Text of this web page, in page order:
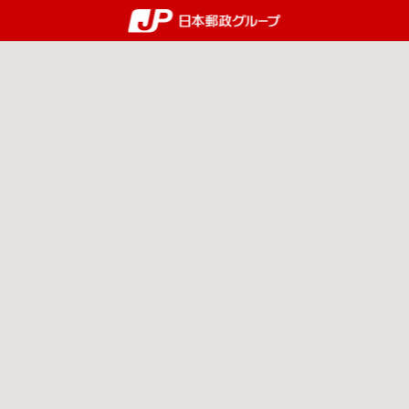
郵便局・日本郵政グループ